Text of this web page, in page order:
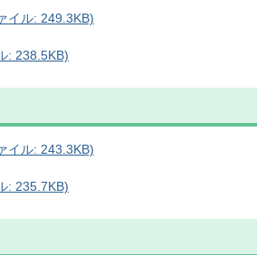
イル: 249.3KB)
: 238.5KB)
イル: 243.3KB)
: 235.7KB)